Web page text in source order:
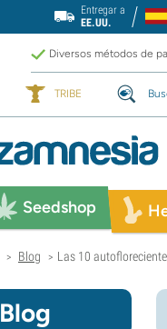
Entregar a
EE.UU.
Diversos métodos de
TRIBE
Seedshop
> Blog > Las 10
Blog